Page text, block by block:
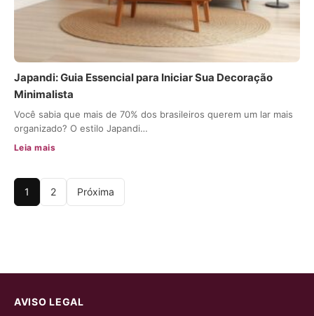
Japandi: Guia Essencial para Iniciar Sua Decoração
Minimalista
Você sabia que mais de 70% dos brasileiros querem um lar mais
organizado? O estilo Japandi…
Leia mais
1 2 Próxima
AVISO LEGAL